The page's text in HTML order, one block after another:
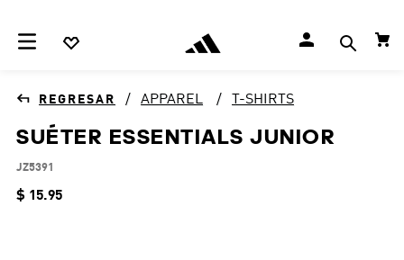
APPAREL T-SHIRTS
SUÉTER ESSENTIALS JUNIOR
JZ5391
$ 15.95